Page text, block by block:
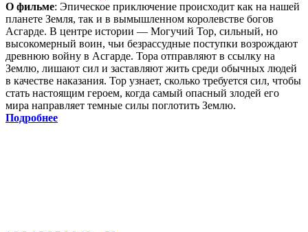
О фильме: Эпическое приключение происходит как на нашей
планете Земля, так и в вымышленном королевстве богов
Асгарде. В центре истории — Могучий Тор, сильный, но
высокомерный воин, чьи безрассудные поступки возрождают
древнюю войну в Асгарде. Тора отправляют в ссылку на
Землю, лишают сил и заставляют жить среди обычных людей
в качестве наказания. Тор узнает, сколько требуется сил, чтобы
стать настоящим героем, когда самый опасный злодей его
мира направляет темные силы поглотить Землю.
Подробнее